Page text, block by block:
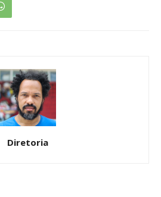
Diretoria